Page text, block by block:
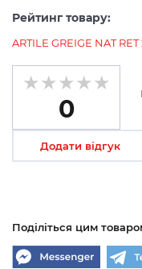
Рейтинг товару:
ARTILE GREIGE NAT
0
Додати відгук
Поділіться цим